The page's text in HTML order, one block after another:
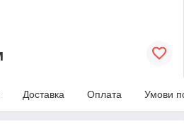
Доставка Оплата Умови